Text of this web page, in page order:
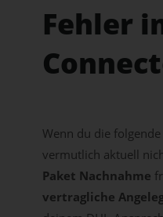
Fehler
Wenn du die folgende
vermutlich aktuell
Paket Nachnahme
vertragliche